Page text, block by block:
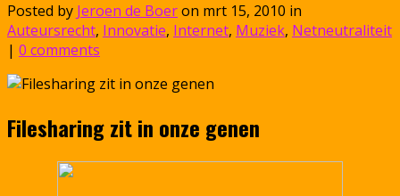
Posted by Jeroen de Boeron mrt 15, 2010 in
Auteursrecht, Innovatie, Internet, Muziek, Netneutraliteit
| 0 comments
Filesharing zit in onze genen